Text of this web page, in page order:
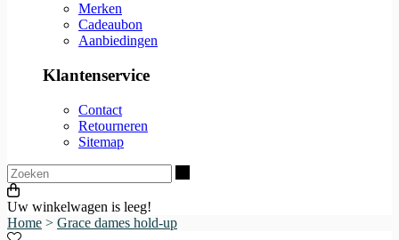
Merken
Cadeaubon
Aanbiedingen
Klantenservice
Contact
Retourneren
Sitemap
Uw winkelwagen is leeg!
Home > Grace dames hold-up